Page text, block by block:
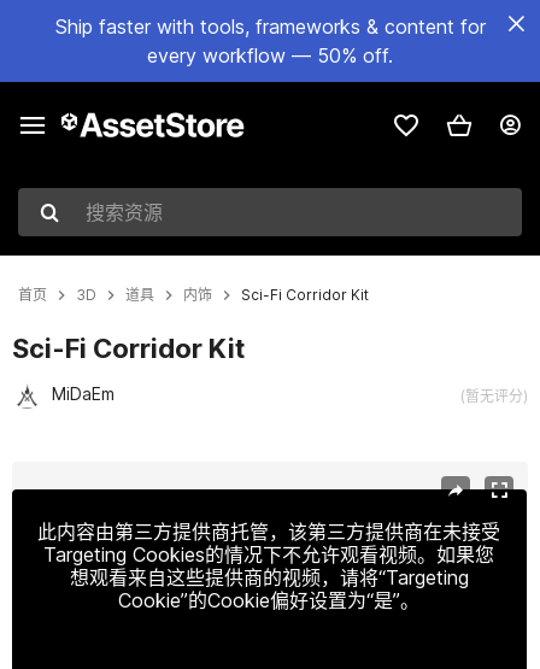
Ship faster with tools, frameworks & content for
every workflow — 50% off.
搜索资源
首页 3D 道具 内饰 Sci-Fi Corridor Kit
Sci-Fi Corridor Kit
MiDaEm (暂无评分)
此内容由第三方提供商托管，该第三方提供商在未接受
Targeting Cookies的情况下不允许观看视频。如果您
想观看来自这些提供商的视频，请将“Targeting
Cookie”的Cookie偏好设置为“是”。